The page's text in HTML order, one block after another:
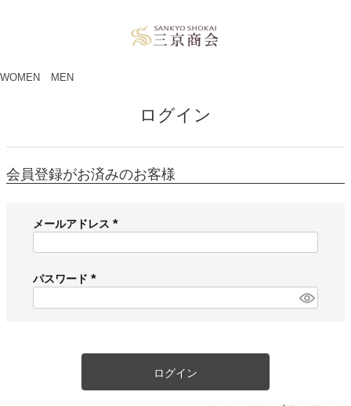
WOMEN MEN
ログイン
会員登録がお済みのお客様
メールアドレス
必
)
パスワード
必
ログイン